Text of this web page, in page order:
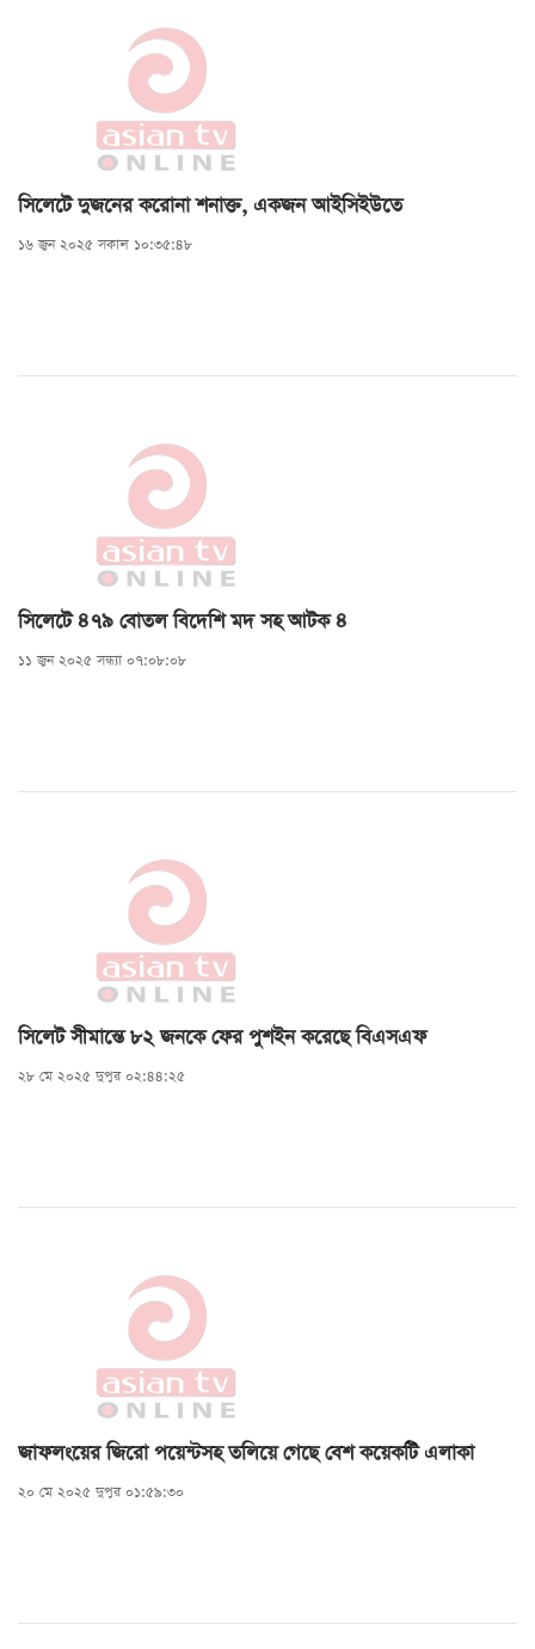
সিলেটে দুজনের করোনা শনাক্ত, একজন আইসিইউতে
১৬ জুন ২০২৫ সকাল ১০:৩৫:৪৮
সিলেটে ৪৭৯ বোতল বিদেশি মদ সহ আটক ৪
১১ জুন ২০২৫ সন্ধ্যা ০৭:০৮:০৮
সিলেট সীমান্তে ৮২ জনকে ফের পুশইন করেছে বিএসএফ
২৮ মে ২০২৫ দুপুর ০২:৪৪:২৫
জাফলংয়ের জিরো পয়েন্টসহ তলিয়ে গেছে বেশ কয়েকটি এলাকা
২০ মে ২০২৫ দুপুর ০১:৫৯:৩০